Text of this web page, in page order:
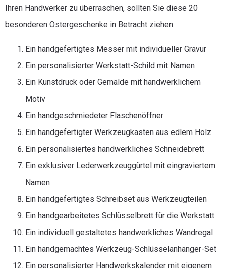
Ihren Handwerker zu überraschen, sollten Sie diese 20
besonderen Ostergeschenke in Betracht ziehen:
Ein handgefertigtes Messer mit individueller Gravur
Ein personalisierter Werkstatt-Schild mit Namen
Ein Kunstdruck oder Gemälde mit handwerklichem
Motiv
Ein handgeschmiedeter Flaschenöffner
Ein handgefertigter Werkzeugkasten aus edlem Holz
Ein personalisiertes handwerkliches Schneidebrett
Ein exklusiver Lederwerkzeuggürtel mit eingraviertem
Namen
Ein handgefertigtes Schreibset aus Werkzeugteilen
Ein handgearbeitetes Schlüsselbrett für die Werkstatt
Ein individuell gestaltetes handwerkliches Wandregal
Ein handgemachtes Werkzeug-Schlüsselanhänger-Set
Ein personalisierter Handwerkskalender mit eigenem